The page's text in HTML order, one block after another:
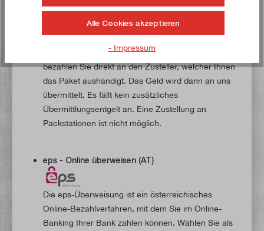
Wählen Sie als Zahlungsart "Nachnahme", so fällt
eineNachnahmegebühr in Höhe von € 7,00
zuzüglich zum Paketpreisan. Den Gesamtbetrag
bezahlen Sie direkt an den Zusteller, welcher Ihnen
das Paket aushändigt. Das Geld wird dann an uns
übermittelt. Es fällt kein zusätzliches
Übermittlungsentgelt an. Eine Zustellung an
Packstationen ist nicht möglich.
eps - Online überweisen (AT)
Die eps-Überweisung ist ein österreichisches
Online-Bezahlverfahren, mit dem Sie im Online-
Banking Ihrer Bank zahlen können. Wählen Sie als
Alle Cookies akzeptieren
- Impressum